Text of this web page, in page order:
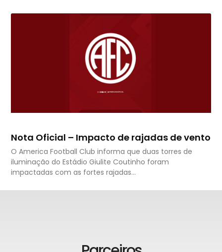
Nota Oficial – Impacto de rajadas de vento
O America Football Club informa que duas torres de
iluminação do Estádio Giulite Coutinho foram
impactadas com as fortes rajadas…